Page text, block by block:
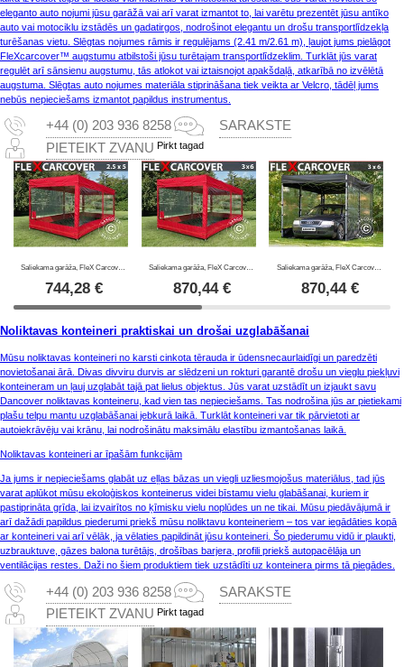
eleganto auto nojumi jūsu garāžā vai arī varat izmantot to, lai varētu prezentēt jūsu antīko
auto vai motociklu izstādēs un gadatirgos, nodrošinot elegantu un drošu transportlīdzekļa
turēšanas vietu. Slēgtas nojumes rāmis ir regulējams (2.41 m/2.61 m), ļaujot jums pielāgot
FleXcarcover™ augstumu atbilstoši jūsu turētajam transportlīdzeklim. Turklāt jūs varat
regulēt arī sānsienu augstumu, tās atlokot vai iztaisnojot apakšdaļā, atkarībā no izvēlētā
augstuma. Slēgtas auto nojumes materiāla stiprināšana tiek veikta ar Velcro, tādēļ jums
nebūs nepieciešams izmantot papildus instrumentus.
+44 (0) 203 936 8258
SARAKSTE
PIETEIKT ZVANU Pirkt tagad
744,28 € 870,44€
Saliekama garāža, FleX Carcover, 3x6m, Melns
870,44€
Noliktavas konteineri praktiskai un drošai uzglabāšanai
Mūsu noliktavas konteineri no karsti cinkota tērauda ir ūdensnecaurlaidīgi un paredzēti
novietošanai ārā. Divas divviru durvis ar slēdzeni un rokturi garantē drošu un vieglu piekļuvi
konteineram un ļauj uzglabāt tajā pat lielus objektus. Jūs varat uzstādīt un izjaukt savu
Dancover noliktavas konteineru, kad vien tas nepieciešams. Tas nodrošina jūs ar pietiekami
plašu telpu mantu uzglabāšanai jebkurā laikā. Turklāt konteineri var tik pārvietoti ar
autoiekrāvēju vai krānu, lai nodrošinātu maksimālu elastību izmantošanas laikā.
Noliktavas konteineri ar īpašām funkcijām
Ja jums ir nepieciešams glabāt uz eļļas bāzas un viegli uzliesmojošus materiālus, tad jūs
varat aplūkot mūsu ekoloģiskos konteinerus videi bīstamu vielu glabāšanai, kuriem ir
pastiprināta grīda, lai izvairītos no ķīmisku vielu noplūdes un ne tikai. Mūsu piedāvājumā ir
arī dažādi papildus piederumi priekš mūsu noliktavu konteineriem – tos var iegādāties kopā
ar konteineri vai arī vēlāk, ja vēlaties papildināt jūsu konteineri. Šo piederumu vidū ir plaukti,
uzbrauktuve, gāzes balona turētājs, drošības barjera, profili priekš autopacēlāja un
ventilācijas restes. Daži no šiem produktiem tiek uzstādīti uz konteinera pirms tā piegādes.
+44 (0) 203 936 8258
SARAKSTE
PIETEIKT ZVANU Pirkt tagad